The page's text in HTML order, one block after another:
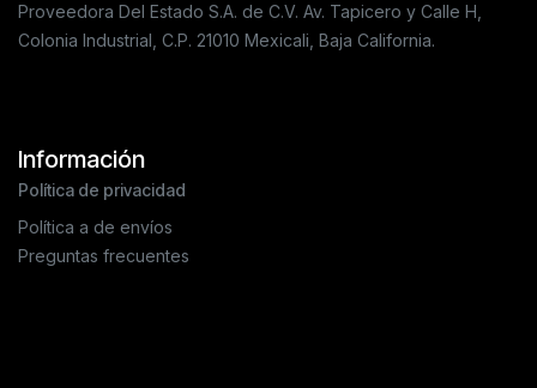
Proveedora Del Estado S.A. de C.V. Av. Tapicero y Calle H,
Colonia Industrial, C.P. 21010 Mexicali, Baja California.
Información
Política de privacidad
Política a de envíos
Preguntas frecuentes